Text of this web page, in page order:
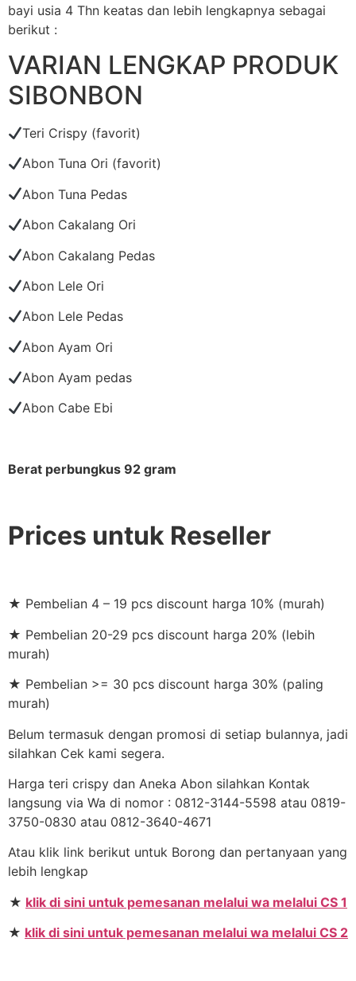
bayi usia 4 Thn keatas dan lebih lengkapnya sebagai
berikut :
VARIAN LENGKAP PRODUK
SIBONBON
Teri Crispy (favorit)
Abon Tuna Ori (favorit)
Abon Tuna Pedas
Abon Cakalang Ori
Abon Cakalang Pedas
Abon Lele Ori
Abon Lele Pedas
Abon Ayam Ori
Abon Ayam pedas
Abon Cabe Ebi
Berat perbungkus 92 gram
Prices untuk Reseller
★ Pembelian 4 – 19 pcs discount harga 10% (murah)
★ Pembelian 20-29 pcs discount harga 20% (lebih
murah)
★ Pembelian >= 30 pcs discount harga 30% (paling
murah)
Belum termasuk dengan promosi di setiap bulannya, jadi
silahkan Cek kami segera.
Harga teri crispy dan Aneka Abon silahkan Kontak
langsung via Wa di nomor : 0812-3144-5598 atau 0819-
3750-0830 atau 0812-3640-4671
Atau klik link berikut untuk Borong dan pertanyaan yang
lebih lengkap
★ klik di sini untuk pemesanan melalui wa melalui CS 1
★ klik di sini untuk pemesanan melalui wa melalui CS 2